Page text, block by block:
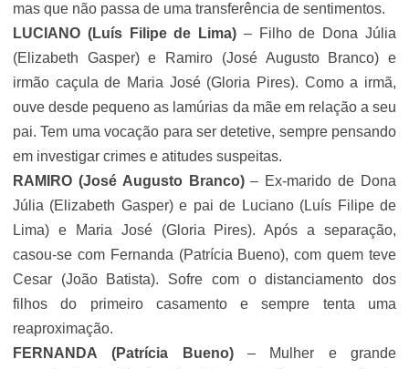
mas que não passa de uma transferência de sentimentos.
LUCIANO (Luís Filipe de Lima) – Filho de Dona Júlia
(Elizabeth Gasper) e Ramiro (José Augusto Branco) e
irmão caçula de Maria José (Gloria Pires). Como a irmã,
ouve desde pequeno as lamúrias da mãe em relação a seu
pai. Tem uma vocação para ser detetive, sempre pensando
em investigar crimes e atitudes suspeitas.
RAMIRO (José Augusto Branco)– Ex-marido de Dona
Júlia (Elizabeth Gasper) e pai de Luciano (Luís Filipe de
Lima) e Maria José (Gloria Pires). Após a separação,
casou-se com Fernanda (Patrícia Bueno), com quem teve
Cesar (João Batista). Sofre com o distanciamento dos
filhos do primeiro casamento e sempre tenta uma
reaproximação.
FERNANDA
(Patrícia Bueno)– Mulher e grande